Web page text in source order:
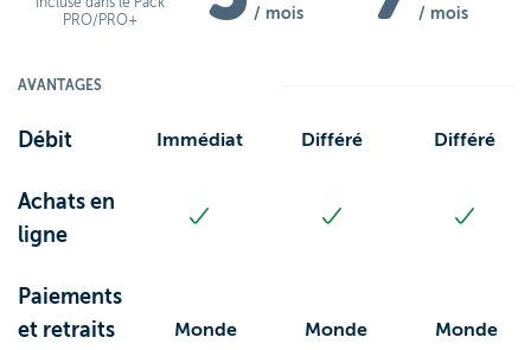
PRO/PRO+
/ mois / mois
AVANTAGES
Débit Immédiat Différé Différé
Achats en
ligne
Paiements
et retraits
Monde Monde Monde